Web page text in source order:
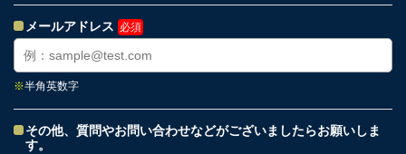
メールアドレス 必須
※半角英数字
その他、質問やお問い合わせなどがございましたらお願いしま
す。